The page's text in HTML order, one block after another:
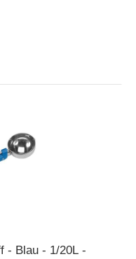
- Blau - 1/20L -